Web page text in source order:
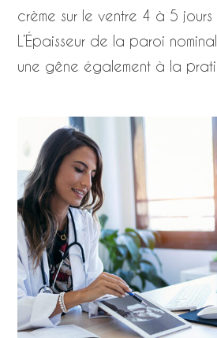
crème sur le ventre 4 à 5 jours
L’Épaisseur de la paroi
une gêne également à la